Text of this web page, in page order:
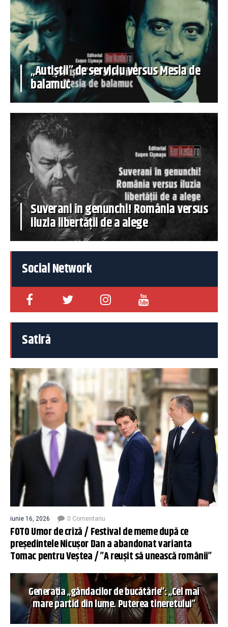
„Autiștii” de serviciu versus Mesia de
balamuc
Suverani în genunchi! România versus
iluzia libertății de a alege
Social Network
Satiră
iunie 16, 2026 0 Comentariu
FOTO Umor de criză / Festival de meme după ce
președintele Nicușor Dan a abandonat varianta
Tomac pentru Veștea / ”A reușit să unească românii”
Generația „gândacilor de bucătărie”: „Cel mai
mare partid din lume. Puterea tineretului”